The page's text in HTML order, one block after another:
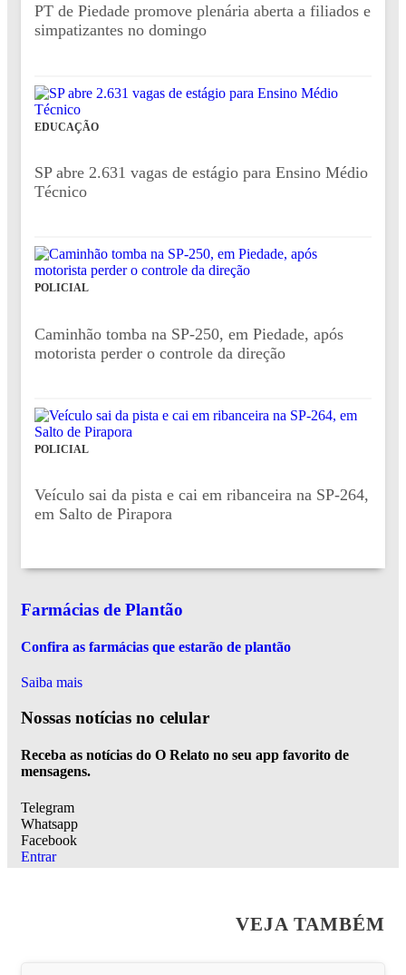
PT de Piedade promove plenária aberta a filiados e
simpatizantes no domingo
EDUCAÇÃO
SP abre 2.631 vagas de estágio para Ensino Médio
Técnico
POLICIAL
Caminhão tomba na SP-250, em Piedade, após
motorista perder o controle da direção
POLICIAL
Veículo sai da pista e cai em ribanceira na SP-264,
em Salto de Pirapora
Farmácias de Plantão
Confira as farmácias que estarão de plantão
Saiba mais
Nossas notícias no celular
Receba as notícias do O Relato no seu app favorito de
mensagens.
Telegram
Whatsapp
Facebook
Entrar
VEJA TAMBÉM